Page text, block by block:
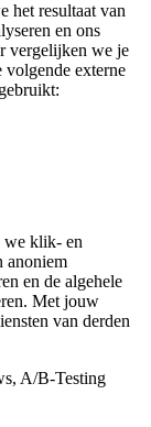
het resultaat van
en ons
vergelijken we je
volgende externe
we klik- en
anoniem
en de algehele
Met jouw
van derden
A/B-Testing